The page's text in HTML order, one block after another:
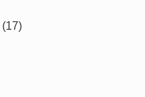
(17)